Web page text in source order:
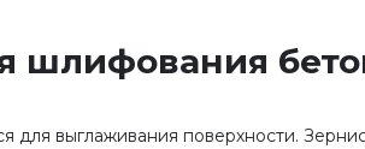
для выглаживания поверхности.